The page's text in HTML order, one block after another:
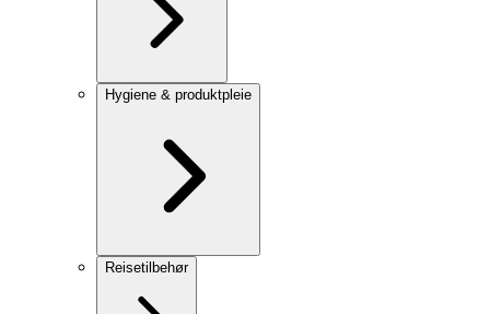
Hygiene & produktpleie
Reisetilbehør